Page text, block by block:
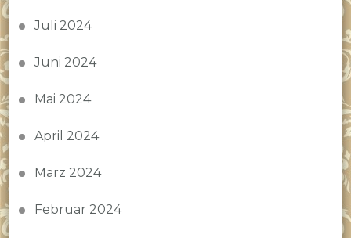
Juli 2024
Juni 2024
Mai 2024
April 2024
März 2024
Februar 2024